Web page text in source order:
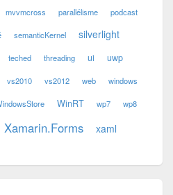
mvvmcross parallélisme podcast
semanticKernel silverlight
teched threading ui uwp
vs2010 vs2012 web windows
WinRT wp7 wp8
Xamarin.Forms xaml